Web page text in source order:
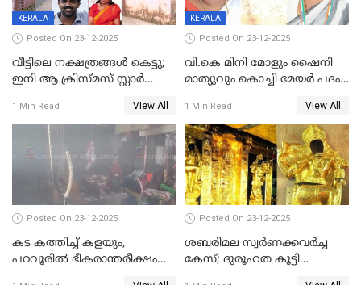
KERALA
Posted On 23-12-2025
വീട്ടിലെ നക്ഷത്രങ്ങൾ കെട്ടു;
ഇനി ആ ക്രിസ്മസ് സ്റ്റാർ
വേണ്ടിയുള്ള
പിടിവലിക്കിടയിൽ
അപ്പൂപ്പനെതിരെ പോക്സോ
കേസ് ഒടുവിൽ 4 ജീവനുകൾ
പൊലിഞ്ഞു
1 Min Read View All
KERALA
Posted On 23-12-2025
വി.കെ മിനി മോളും ഷൈനി
മാത്യുവും കൊച്ചി മേയർ പദം
മേയറാകില്ല
1 Min Read View All
Posted On 23-12-2025
കട കത്തിച്ച് കളയും,
പറവൂരില്‍ ഭീകരാന്തരീക്ഷം
Posted On 23-12-2025
ശബരിമല സ്വര്‍ണക്കവര്‍ച്ച
കേസ്; ദുരൂഹത കൂട്ടി